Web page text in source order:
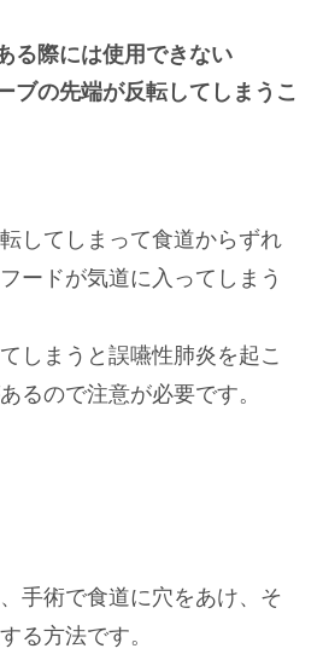
る際には使用できない
ブの先端が反転してしまうこ
してしまって食道からずれ
ードが気道に入ってしまう
しまうと誤嚥性肺炎を起こ
るので注意が必要です。
手術で食道に穴をあけ、そ
る方法です。